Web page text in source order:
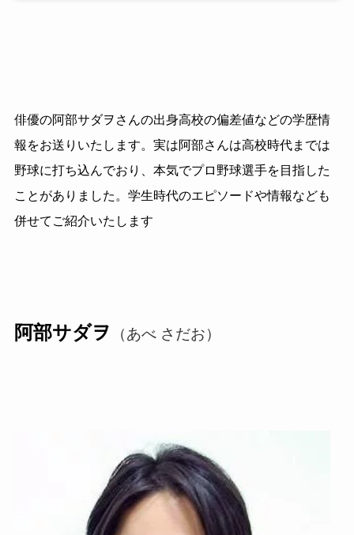
俳優の阿部サダヲさんの出身高校の偏差値などの学歴情
報をお送りいたします。実は阿部さんは高校時代までは
野球に打ち込んでおり、本気でプロ野球選手を目指した
ことがありました。学生時代のエピソードや情報なども
併せてご紹介いたします
阿部サダヲ （あべ さだお）